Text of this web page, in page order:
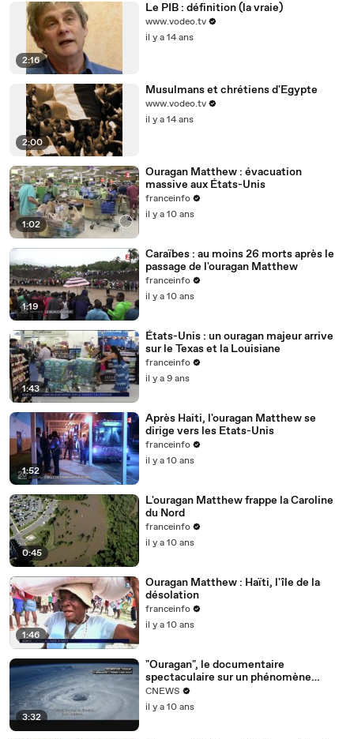
2:16
Le PIB : définition (la vraie)
www.vodeo.tv
il y a 14 ans
2:00
Musulmans et chrétiens d'Egypte
www.vodeo.tv
il y a 14 ans
1:02
Ouragan Matthew : évacuation
massive aux États-Unis
franceinfo
il y a 10 ans
1:19
Caraïbes : au moins 26 morts après le
passage de l'ouragan Matthew
franceinfo
il y a 10 ans
1:43
États-Unis : un ouragan majeur arrive
sur le Texas et la Louisiane
franceinfo
il y a 9 ans
1:52
Après Haiti, l'ouragan Matthew se
dirige vers les Etats-Unis
franceinfo
il y a 10 ans
0:45
L'ouragan Matthew frappe la Caroline
du Nord
franceinfo
il y a 10 ans
1:46
Ouragan Matthew : Haïti, l'île de la
désolation
franceinfo
il y a 10 ans
3:32
"Ouragan", le documentaire
spectaculaire sur un phénomène
climatique - Le 08/06/2016 à 19:19
CNEWS
il y a 10 ans